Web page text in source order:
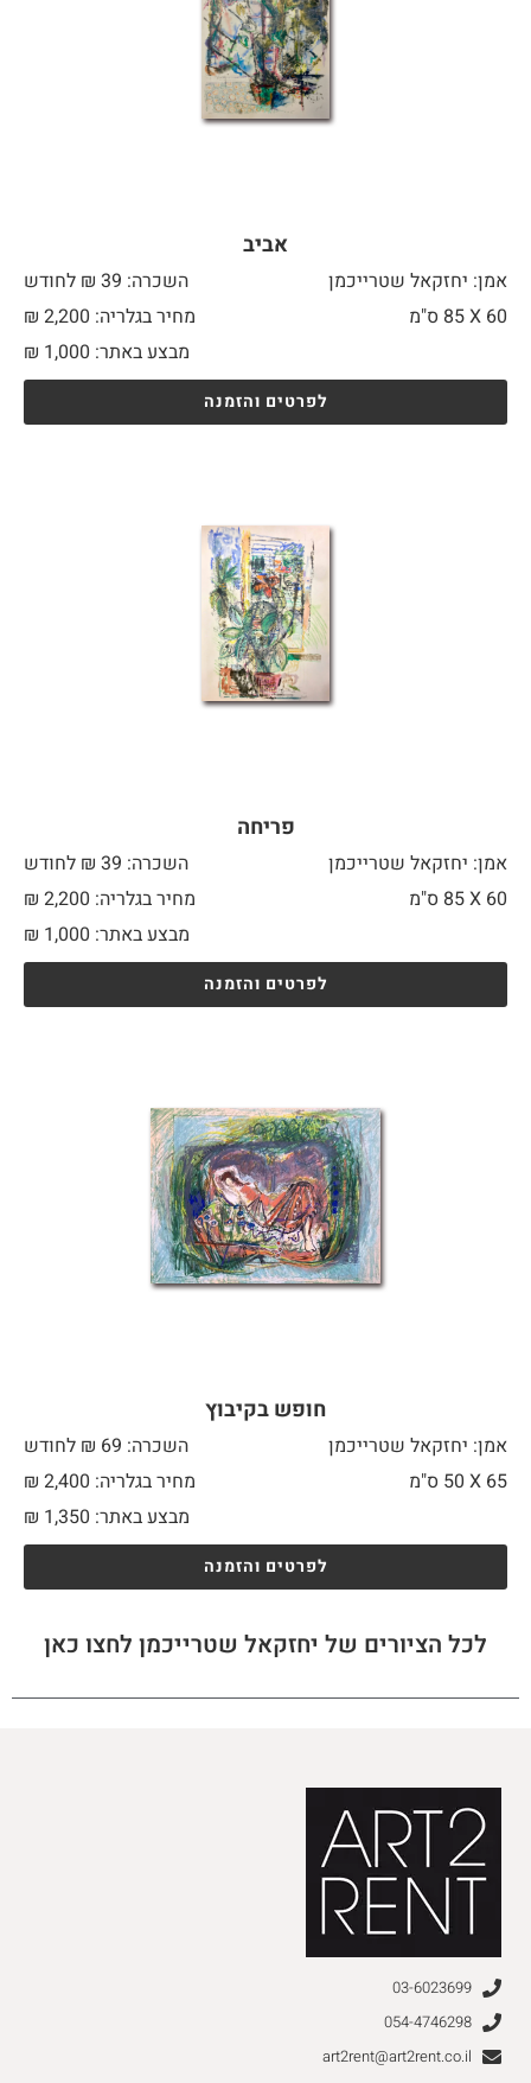
אביב
אמן: יחזקאל שטרייכמן
השכרה: 39 ₪ לחודש
60 X
מחיר בגלריה: 2,200 ₪
מבצע באתר:
₪ 1,000
לפרטים והזמנה
פריחה
אמן: יחזקאל שטרייכמן
השכרה: 39 ₪ לחודש
60 X
מחיר בגלריה: 2,200 ₪
מבצע באתר:
₪ 1,000
לפרטים והזמנה
חופש בקיבוץ
אמן: יחזקאל שטרייכמן
השכרה: 69 ₪ לחודש
65 X
מחיר בגלריה: 2,400 ₪
מבצע באתר:
₪ 1,350
לפרטים והזמנה
לכל הציורים של יחזקאל שטרייכמן לחצו כאן
03-6023699
054-4746298
art2rent@art2rent.co.il